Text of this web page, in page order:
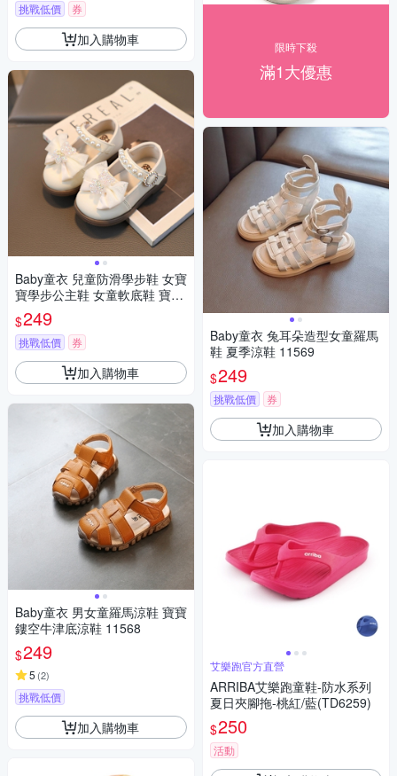
挑戰低價 券
加入購物車
Baby童衣 兒童防滑學步鞋 女寶
寶學步公主鞋 女童軟底鞋 寶寶
舒適包頭鞋 11834
$249
挑戰低價 券
加入購物車
Baby童衣 男女童羅馬涼鞋 寶寶
鏤空牛津底涼鞋 11568
$249
5 (2)
挑戰低價
加入購物車
限時下殺
滿1大優惠
Baby童衣 兔耳朵造型女童羅馬
鞋 夏季涼鞋 11569
$249
挑戰低價 券
加入購物車
艾樂跑官方直營
ARRIBA艾樂跑童鞋-防水系列
夏日夾腳拖-桃紅/藍(TD6259)
$250
活動